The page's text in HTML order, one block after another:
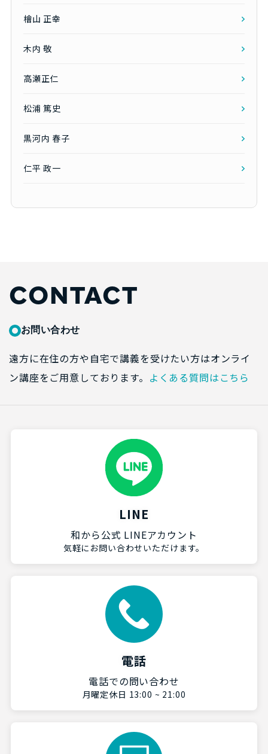
檜山 正幸
木内 敬
高瀬正仁
松浦 篤史
黒河内 春子
仁平 政一
CONTACT
お問い合わせ
遠方に在住の方や自宅で講義を受けたい方はオンライ
ン講座をご用意しております。 よくある質問はこちら
LINE
和から公式 LINEアカウント
気軽にお問い合わせいただけます。
電話
電話での問い合わせ
月曜定休日 13:00 ~ 21:00